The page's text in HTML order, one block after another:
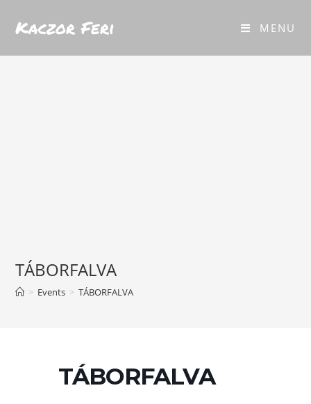
Kaczor Feri MENU
TÁBORFALVA
> Events > TÁBORFALVA
TÁBORFALVA